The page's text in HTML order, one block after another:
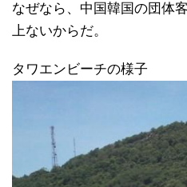
なぜなら、中国韓国の団体
上ないからだ。
タワエンビーチの様子